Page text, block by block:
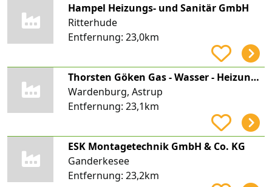
Hampel Heizungs- und Sanitär GmbH
Ritterhude
Entfernung: 23,0km
Thorsten Göken Gas - Wasser - Heizung - Sanitär - Solar
Wardenburg, Astrup
Entfernung: 23,1km
ESK Montagetechnik GmbH & Co. KG
Ganderkesee
Entfernung: 23,2km